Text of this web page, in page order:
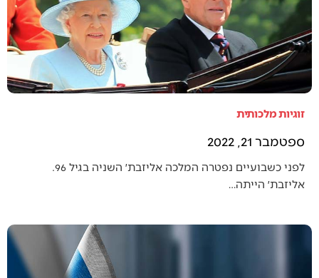
זוגיות מלכותית
ספטמבר 21, 2022
לפני כשבועיים נפטרה המלכה אליזבת׳ השניה בגיל 96.
אליזבת׳ הייתה…